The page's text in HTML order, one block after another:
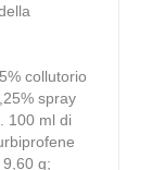
collutorio
spray
100 ml di
g;